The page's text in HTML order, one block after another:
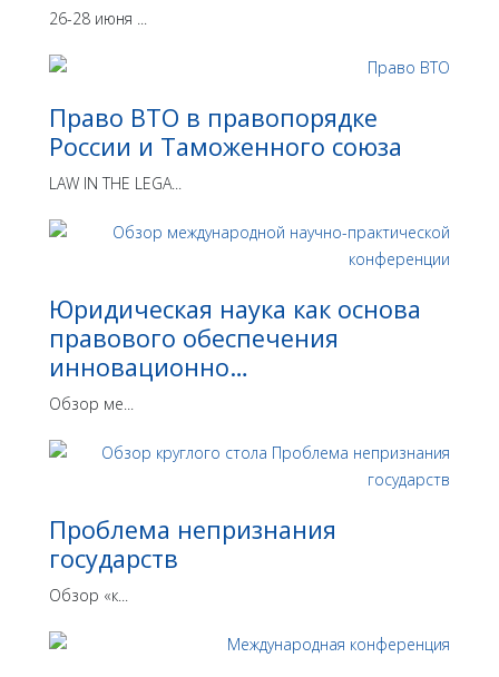
26-28 июня ...
Право ВТО в правопорядке
России и Таможенного союза
LAW IN THE LEGA...
Юридическая наука как основа
правового обеспечения
инновационно…
Обзор ме...
Проблема непризнания
государств
Обзор «к...